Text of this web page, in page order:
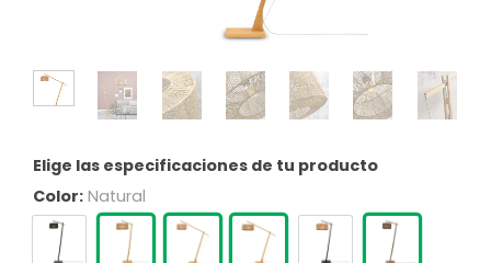
Elige las especificaciones de tu producto
Color: Natural